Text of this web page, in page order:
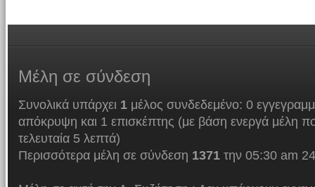
Μέλη σε σύνδεση
Συνολικά υπάρχει 1μέλος συνδεδεμένο: 0
απόκρυψη και 1 επισκέπτης (με βάση ενεργά μέλη
τελευταία 5 λεπτά)
Περισσότερα μέλη σε σύνδεση 1371την 05:30 am